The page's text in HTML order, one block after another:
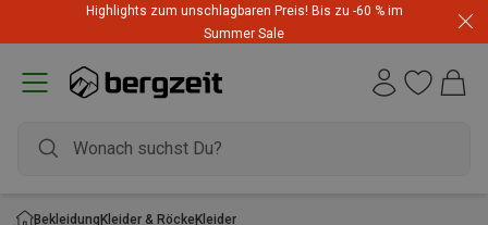
Highlights zum unschlagbaren Preis! Bis zu -60 % im
Summer Sale
BekleidungKleider & RöckeKleider